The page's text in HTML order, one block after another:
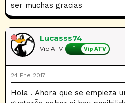
ser muchas gracias
Lucasss74
Vip ATV Vip ATV
24 Ene 2017
Hola . Ahora que se empieza